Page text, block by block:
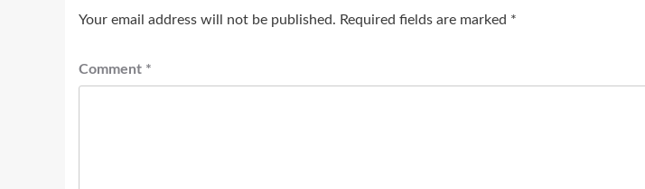
Your email address will not be published. Required fields are marked *
Comment *